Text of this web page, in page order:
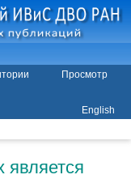
Просмотр
English